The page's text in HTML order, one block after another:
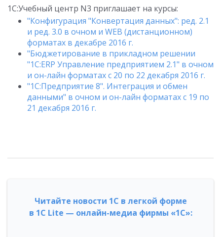
1С:Учебный центр N3 приглашает на курсы:
"Конфигурация "Конвертация данных": ред. 2.1
и ред. 3.0 в очном и WEB (дистанционном)
форматах в декабре 2016 г.
"Бюджетирование в прикладном решении
"1С:ERP Управление предприятием 2.1" в очном
и он-лайн форматах с 20 по 22 декабря 2016 г.
"1С:Предприятие 8". Интеграция и обмен
данными" в очном и он-лайн форматах с 19 по
21 декабря 2016 г.
Читайте новости 1С в легкой форме
в 1С Lite — онлайн-медиа фирмы «1С»: